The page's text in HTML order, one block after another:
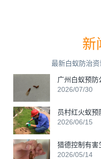
新
最新白蚁防治
广州白蚁预
2026/07/30
员村红火蚁
2026/06/15
猎德控制有害
2026/05/14